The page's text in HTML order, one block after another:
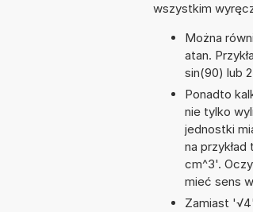
wszystkim
Można
atan.
sin(90) lub
Ponadto
nie tylko
jednostki
na
cm^3'.
mieć sens
Zamiast